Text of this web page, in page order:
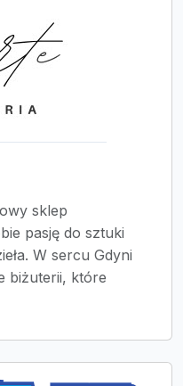
sklep
pasję do sztuki
W sercu Gdyni
biżuterii, które